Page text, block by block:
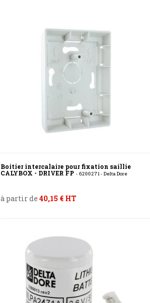
Boitier intercalaire pour fixation saillie
CALYBOX - DRIVER FP - 6200271 - Delta Dore
à partir de 40,15 € HT